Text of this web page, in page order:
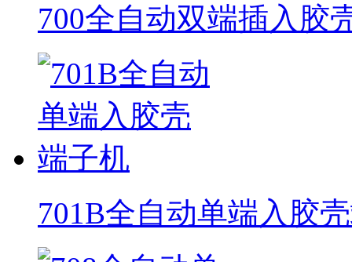
700全自动双端插入胶
701B全自动单端入胶